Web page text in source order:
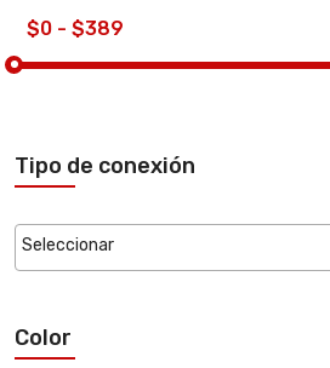
Tipo de conexión
Color